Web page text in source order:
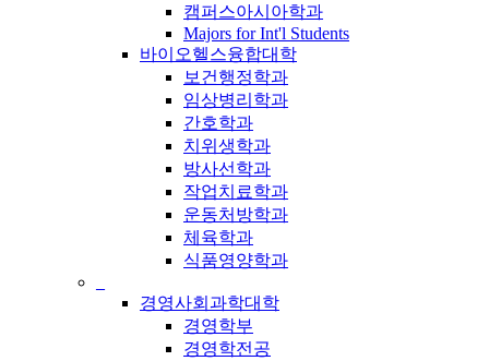
캠퍼스아시아학과
Majors for Int'l Students
바이오헬스융합대학
보건행정학과
임상병리학과
간호학과
치위생학과
방사선학과
작업치료학과
운동처방학과
체육학과
식품영양학과
경영사회과학대학
경영학부
경영학전공